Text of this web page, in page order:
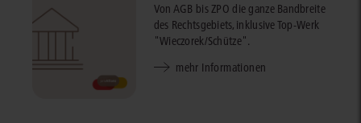
Von AGB bis ZPO die ganze Bandbreite
des Rechtsgebiets, inklusive Top-Werk
"Wieczorek/Schütze".
mehr Informationen